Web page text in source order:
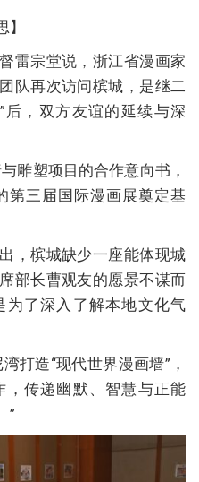
雷宗堂说，浙江省漫画家
队再次访问槟城，是继二
后，双方友谊的延续与深
雕塑项目的合作意向书，
第三届国际漫画展奠定基
，槟城缺少一座能体现城
部长曹观友的愿景不谋而
为了深入了解本地文化气
打造“现代世界漫画墙”，
，传递幽默、智慧与正能
”